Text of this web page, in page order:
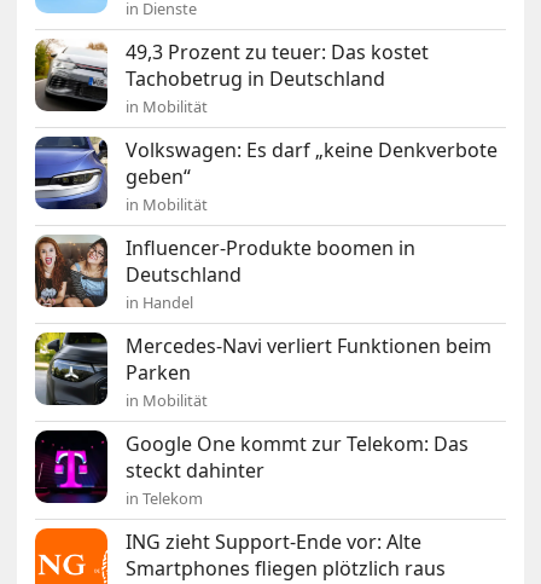
in Dienste
49,3 Prozent zu teuer: Das kostet
Tachobetrug in Deutschland
in Mobilität
Volkswagen: Es darf „keine Denkverbote
geben“
in Mobilität
Influencer-Produkte boomen in
Deutschland
in Handel
Mercedes-Navi verliert Funktionen beim
Parken
in Mobilität
Google One kommt zur Telekom: Das
steckt dahinter
in Telekom
ING zieht Support-Ende vor: Alte
Smartphones fliegen plötzlich raus